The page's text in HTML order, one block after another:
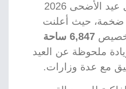
تستعد مصر لاستقبال عيد الأضحى 2026
ضخمة، حيث أعلنت
6,847 ساحة
ملحوظة عن العيد
مع عدة وزارات.